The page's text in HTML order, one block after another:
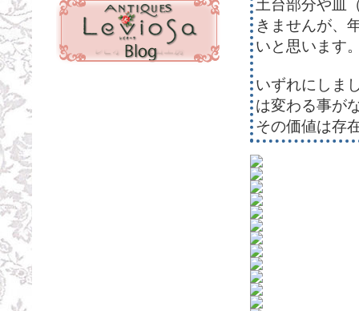
土台部分や皿
きませんが、
いと思います
いずれにしま
は変わる事が
その価値は存